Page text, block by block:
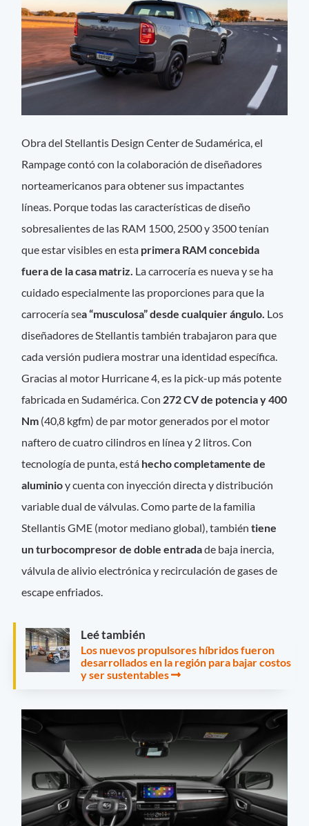
Obra del Stellantis Design Center de Sudamérica, el
Rampage contó con la colaboración de diseñadores
norteamericanos para obtener sus impactantes
líneas. Porque todas las características de diseño
sobresalientes de las RAM 1500, 2500 y 3500 tenían
que estar visibles en esta primera RAM concebida
fuera de la casa matriz. La carrocería es nueva y se ha
cuidado especialmente las proporciones para que la
carrocería sea “musculosa” desde cualquier ángulo. Los
diseñadores de Stellantis también trabajaron para que
cada versión pudiera mostrar una identidad específica.
Gracias al motor Hurricane 4, es la pick-up más potente
fabricada en Sudamérica. Con 272 CV de potencia y 400
Nm (40,8 kgfm) de par motor generados por el motor
naftero de cuatro cilindros en línea y 2 litros. Con
tecnología de punta, está hecho completamente de
aluminioy cuenta con inyección directa y distribución
variable dual de válvulas. Como parte de la familia
Stellantis GME (motor mediano global), también tiene
un turbocompresor de doble entradade baja inercia,
válvula de alivio electrónica y recirculación de gases de
escape enfriados.
Leé también
Los nuevos propulsores híbridos fueron
desarrollados en la región para bajar costos
y ser sustentables